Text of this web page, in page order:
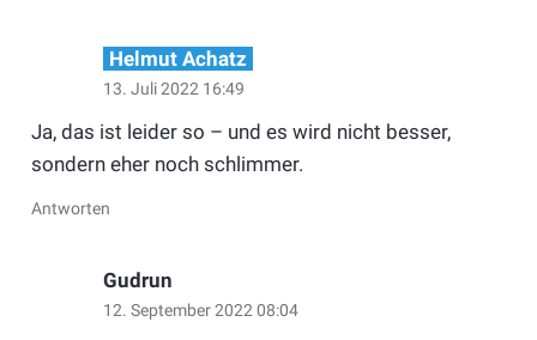
Helmut Achatz
13. Juli 2022 16:49
Ja, das ist leider so – und es wird nicht besser,
sondern eher noch schlimmer.
Antworten
Gudrun
12. September 2022 08:04